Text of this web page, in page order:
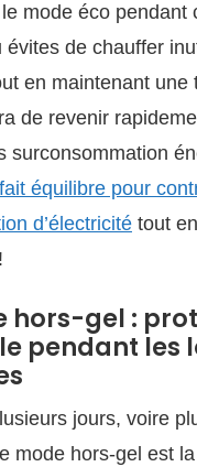
mode éco pendant
évites de chauffer
en maintenant une
de revenir
surconsommation
équilibre pour
d’électricité tout
hors-gel :
pendant les
jours, voire
mode hors-gel est